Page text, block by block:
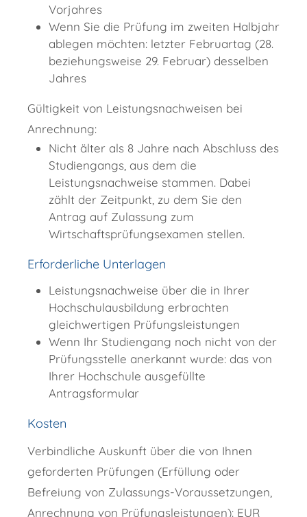
Vorjahres
Wenn Sie die Prüfung im zweiten Halbjahr
ablegen möchten: letzter Februartag (28.
beziehungsweise 29. Februar) desselben
Jahres
Gültigkeit von Leistungsnachweisen bei
Anrechnung:
Nicht älter als 8 Jahre nach Abschluss des
Studiengangs, aus dem die
Leistungsnachweise stammen. Dabei
zählt der Zeitpunkt, zu dem Sie den
Antrag auf Zulassung zum
Wirtschaftsprüfungsexamen stellen.
Erforderliche Unterlagen
Leistungsnachweise über die in Ihrer
Hochschulausbildung erbrachten
gleichwertigen Prüfungsleistungen
Wenn Ihr Studiengang noch nicht von der
Prüfungsstelle anerkannt wurde: das von
Ihrer Hochschule ausgefüllte
Antragsformular
Kosten
Verbindliche Auskunft über die von Ihnen
geforderten Prüfungen (Erfüllung oder
Befreiung von Zulassungs-Voraussetzungen,
Anrechnung von Prüfungsleistungen): EUR